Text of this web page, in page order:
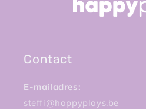
Contact
E-mailadres:
steffi@happyplays.be